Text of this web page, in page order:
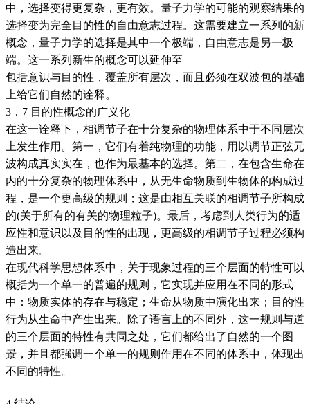
中，选择变得更复杂，更有效。量子力学的可能的观察结果的
选择变为完全目的性的自由意志过程。这需要建立一系列的新
概念，量子力学的选择是其中一个极端，自由意志是另一极
端。这一系列新生的概念可以延伸至
包括意识与目的性，覆盖所有层次，而且必须在双波包的基础
上给它们自然的诠释。
3．7 目的性概念的广义化
在这一诠释下，相调节子在十分复杂的物理体系中于不同层次
上发生作用。第一，它们有着纯物理的功能，用以调节正弦元
波构成真实实在，也作为最基本的选择。第二，在包含生命在
内的十分复杂的物理体系中，从无生命物质到生物体的构成过
程，是一个更高级的规则；这是由相互关联的相调节子所构成
的(关于所有的有关的物理粒子)。最后，考虑到人类行为的适
应性和意识以及目的性的出现，更高级的相调节子过程必须构
造出来。
在现代科学思想体系中，关于现象过程的三个层面的特性可以
概括为一个单一的普遍的规则，它实现并应用在不同的形式
中：物质实体的存在与稳定；生命从物质中演化出来；目的性
行为从生命中产生出来。除了语言上的不同外，这一规则与道
的三个层面的特性有共同之处，它们都给出了自然的一个图
景，并且都强调一个单一的规则作用在不同的体系中，体现出
不同的特性。